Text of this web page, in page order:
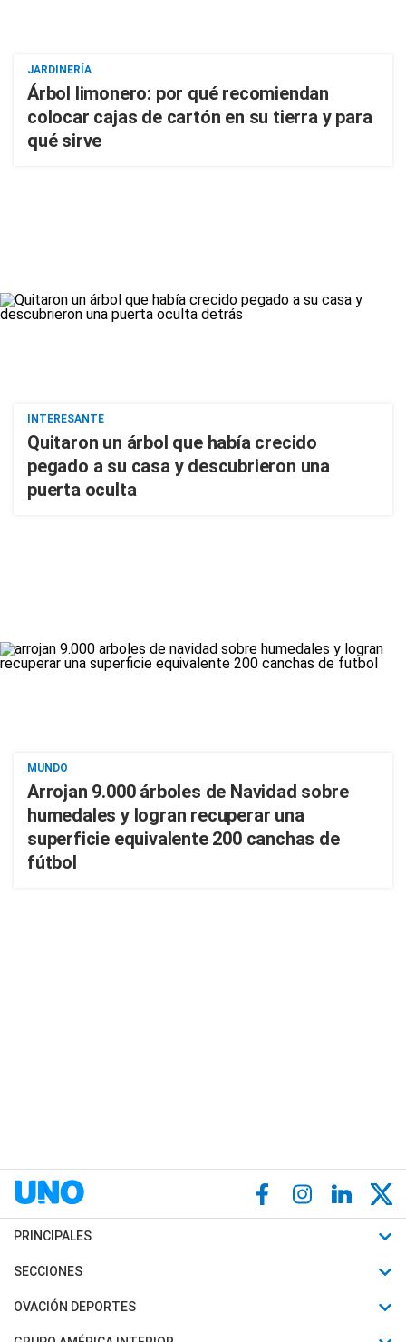
JARDINERÍA
Árbol limonero: por qué recomiendan
colocar cajas de cartón en su tierra y para
qué sirve
INTERESANTE
Quitaron un árbol que había crecido
pegado a su casa y descubrieron una
puerta oculta
MUNDO
Arrojan 9.000 árboles de Navidad sobre
humedales y logran recuperar una
superficie equivalente 200 canchas de
fútbol
PRINCIPALES
Últimas Noticias
Política
SECCIONES
Horóscopo
Motores
OVACIÓN DEPORTES